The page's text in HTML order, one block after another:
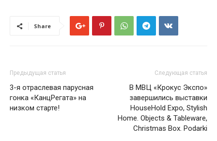
Share
Предыдущая статья
3-я отраслевая парусная
гонка «КанцРегата» на
низком старте!
Следующая статья
В МВЦ «Крокус Экспо»
завершились выставки
HouseHold Expo, Stylish
Home. Objects & Tableware,
Christmas Box. Podarki